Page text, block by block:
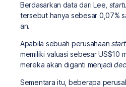
Berdasarkan data dari Lee,
tersebut hanya sebesar 0,07%
an.
Apabila sebuah perusahaan
memiliki valuasi sebesar US$10
mereka akan diganti menjadi
Sementara itu, beberapa